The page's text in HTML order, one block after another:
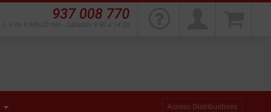
937 008 770
Acceso Distribuidores